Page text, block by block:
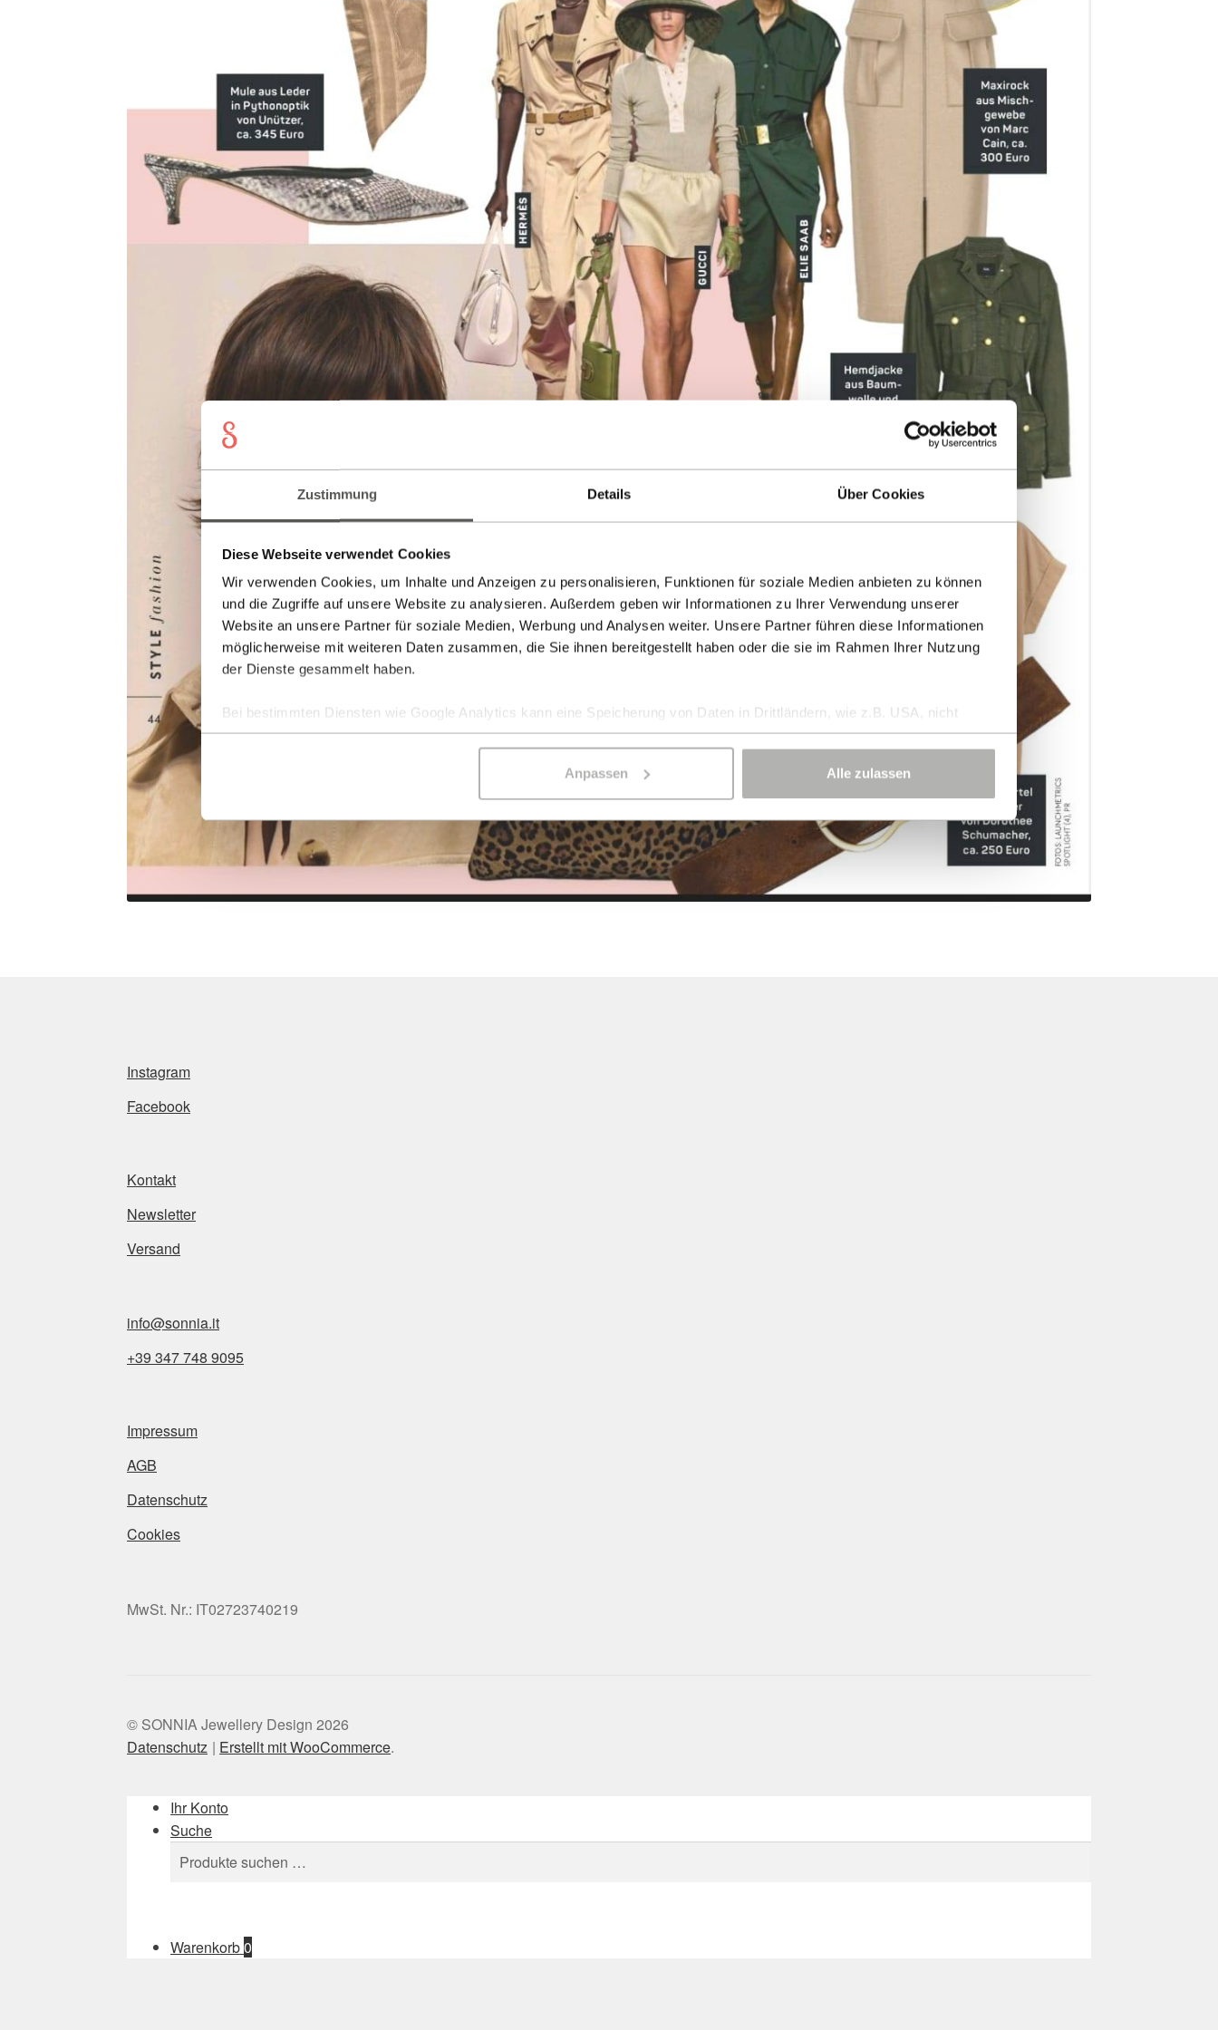
Zustimmung Details Über Cookies
Diese Webseite verwendet Cookies
Wir verwenden Cookies, um Inhalte und Anzeigen zu personalisieren, Funktionen für soziale Medien anbieten zu können
und die Zugriffe auf unsere Website zu analysieren. Außerdem geben wir Informationen zu Ihrer Verwendung unserer
Website an unsere Partner für soziale Medien, Werbung und Analysen weiter. Unsere Partner führen diese Informationen
möglicherweise mit weiteren Daten zusammen, die Sie ihnen bereitgestellt haben oder die sie im Rahmen Ihrer Nutzung
der Dienste gesammelt haben.
Bei bestimmten Diensten wie Google Analytics kann eine Speicherung von Daten in Drittländern, wie z.B. USA, nicht
ausgeschlossen werden.
Anpassen Alle zulassen
Instagram
Facebook
Kontakt
Newsletter
Versand
info@sonnia.it
+39 347 748 9095
Impressum
AGB
Datenschutz
Cookies
MwSt. Nr.: IT02723740219
© SONNIA Jewellery Design 2026
Datenschutz
Erstellt mit WooCommerce.
Ihr Konto
Suche
Suchen
nach:
Suchen
Warenkorb0